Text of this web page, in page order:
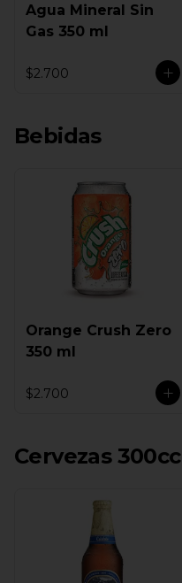
Agua Mineral Sin
Gas 350 ml
$2.700
Bebidas
Orange Crush Zero
350 ml
$2.700
Cervezas 300cc